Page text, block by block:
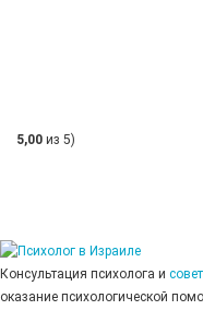
5,00 из 5)
Консультация психолога и
оказание психологической